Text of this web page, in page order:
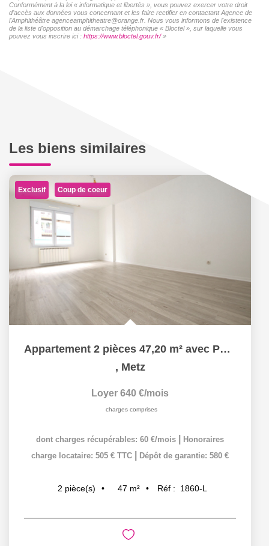
Conformément à la loi « informatique et libertés », vous pouvez exercer votre droit
d'accès aux données vous concernant et les faire rectifier en contactant Agence de
l'Amphithéâtre agenceamphitheatre@orange.fr. Nous vous informons de l'existence
de la liste d'opposition au démarchage téléphonique « Bloctel », sur laquelle vous
pouvez vous inscrire ici : https://www.bloctel.gouv.fr/»
Les biens similaires
Exclusif Coup de coeur
Appartement 2 pièces 47,20 m² avec Parking sécurisé à louer...
, Metz
Loyer 640 €/mois
charges comprises
dont charges récupérables: 60 €/mois
Honoraires
charge locataire: 505 € TTC
Dépôt de garantie: 580 €
2 pièce(s) 47 m² Réf : 1860-L